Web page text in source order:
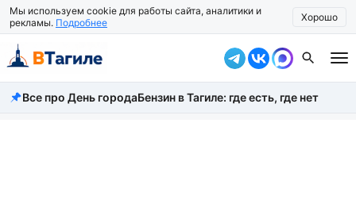
Мы используем cookie для работы сайта, аналитики и
рекламы. Подробнее Хорошо
Все новости
Все про День городаБензин в Тагиле: где есть, где нет